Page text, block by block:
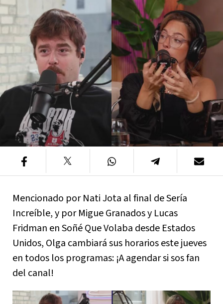
Mencionado por Nati Jota al final de Sería
Increíble, y por Migue Granados y Lucas
Fridman en Soñé Que Volaba desde Estados
Unidos, Olga cambiará sus horarios este jueves
en todos los programas: ¡A agendar si sos fan
del canal!